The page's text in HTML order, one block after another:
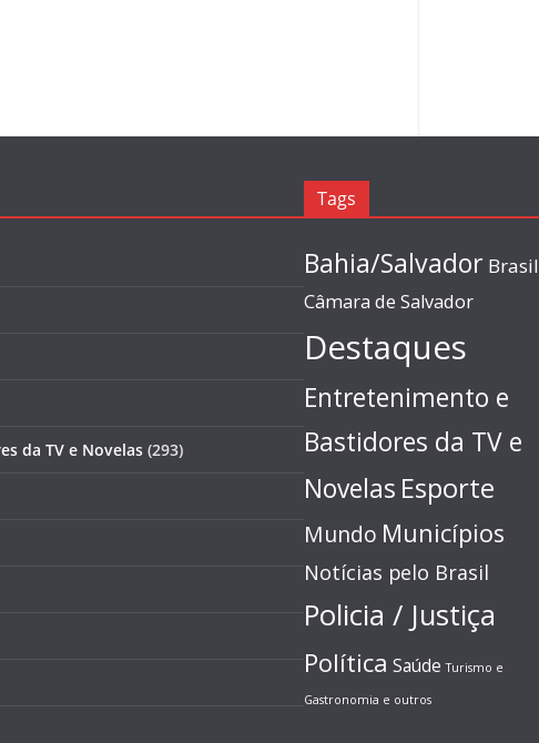
da TV e Novelas (293)
Tags
Bahia/Salvador Brasil
Câmara de Salvador
Destaques
Entretenimento e
Bastidores da TV e
Novelas Esporte
Mundo Municípios
Notícias pelo Brasil
Policia / Justiça
Política Saúde Turismo e
Gastronomia e outros